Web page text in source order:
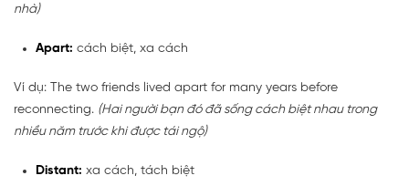
nhà)
Apart: cách biệt, xa cách
Ví dụ: The two friends lived apart for many years before
reconnecting. (Hai người bạn đó đã sống cách biệt nhau trong
nhiều năm trước khi được tái ngộ)
Distant: xa cách, tách biệt